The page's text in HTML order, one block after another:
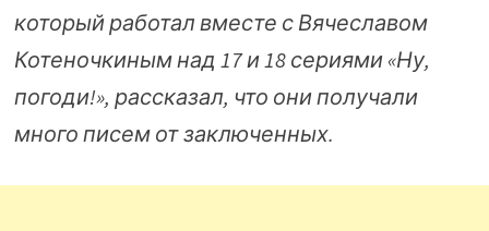
который работал вместе с Вячеславом
Котеночкиным над 17 и 18 сериями «Ну,
погоди!», рассказал, что они получали
много писем от заключенных.